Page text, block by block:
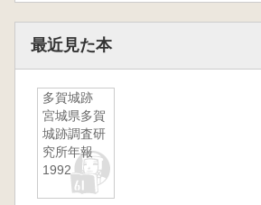
最近見た本
多賀城跡
宮城県多賀
城跡調査研
究所年報
1992